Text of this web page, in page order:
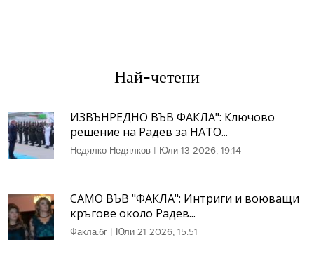
Най-четени
ИЗВЪНРЕДНО ВЪВ ФАКЛА": Ключово
решение на Радев за НАТО...
Недялко Недялков | Юли 13 2026, 19:14
САМО ВЪВ "ФАКЛА": Интриги и воюващи
кръгове около Радев...
Факла.бг | Юли 21 2026, 15:51